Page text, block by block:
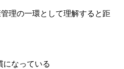
理の一環として理解すると距
になっている